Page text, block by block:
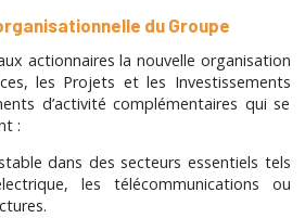
du Groupe
actionnaires la nouvelle organisation
les Projets et les Investissements
d’activité complémentaires qui se
:
dans des secteurs essentiels tels
les télécommunications ou